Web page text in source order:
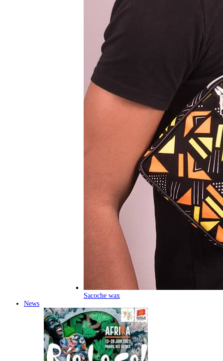
Sacoche wax
News